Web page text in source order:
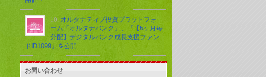
10. オルタナティブ投資プラットフォ
ーム「オルタナバンク」、『【6ヶ月毎
分配】デジタルバンク成長支援ファン
ドID1099』を公開
お問い合わせ